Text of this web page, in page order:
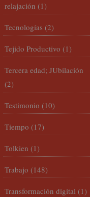
relajación (1)
Tecnologías (2)
Tejido Productivo (1)
Tercera edad; JUbilación
(2)
Testimonio (10)
Tiempo (17)
Tolkien (1)
Trabajo (148)
Transformación digital (1)